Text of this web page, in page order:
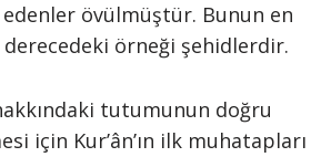
övülmüştür. Bunun en
örneği şehidlerdir.
tutumunun doğru
için Kur’ân’ın ilk muhatapları